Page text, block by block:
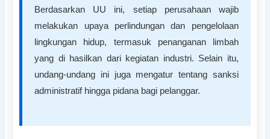
Berdasarkan UU ini, setiap perusahaan wajib
melakukan upaya perlindungan dan pengelolaan
lingkungan hidup, termasuk penanganan limbah
yang di hasilkan dari kegiatan industri. Selain itu,
undang-undang ini juga mengatur tentang sanksi
administratif hingga pidana bagi pelanggar.